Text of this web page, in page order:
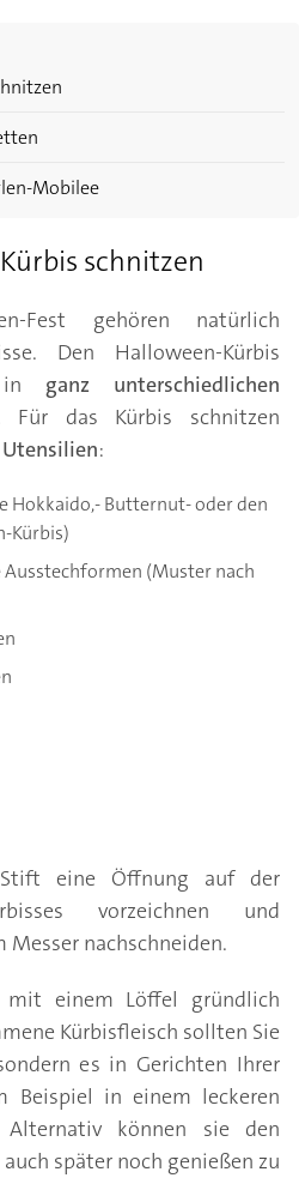
Mobilee
schnitzen
Fest gehören natürlich
Den Halloween-Kürbis
in ganz unterschiedlichen
Für das Kürbis schnitzen
:
Hokkaido,- Butternut- oder den
Kürbis)
Ausstechformen (Muster nach
eine Öffnung auf der
vorzeichnen und
nachschneiden.
mit einem Löffel gründlich
Kürbisfleisch sollten Sie
es in Gerichten Ihrer
Beispiel in einem leckeren
können sie den
später noch genießen zu